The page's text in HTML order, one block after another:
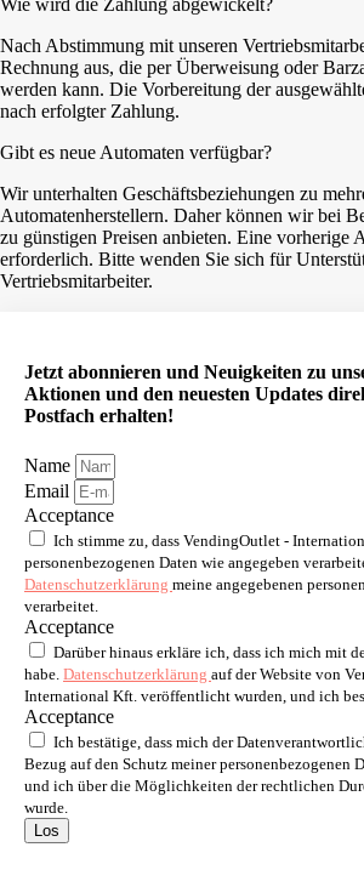
Wie wird die Zahlung abgewickelt?
Nach Abstimmung mit unseren
Rechnung aus, die per Überweisung oder
werden kann. Die Vorbereitung der
nach erfolgter Zahlung.
Gibt es neue Automaten verfügbar?
Wir unterhalten Geschäftsbeziehungen zu
Automatenherstellern. Daher können wir bei
zu günstigen Preisen anbieten. Eine vorherige
erforderlich. Bitte wenden Sie sich für
Vertriebsmitarbeiter.
Jetzt abonnieren und Neuigkeiten zu
Aktionen und den neuesten Updates
Postfach erhalten!
Name
Email
Acceptance
Ich stimme zu, dass VendingOutlet -
personenbezogenen Daten wie angegeben
Datenschutzerklärung meine angegebenen
verarbeitet.
Acceptance
Darüber hinaus erkläre ich, dass ich mich mit
habe. Datenschutzerklärung auf der Website von
International Kft. veröffentlicht wurden, und ich
Acceptance
Ich bestätige, dass mich der
Bezug auf den Schutz meiner personenbezogenen
und ich über die Möglichkeiten der rechtlichen
wurde.
Los